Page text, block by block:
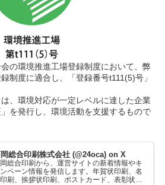
の環境推進工場登録制度において、弊
制度に適合し、「登録番号t111(5)号」
、環境対応が一定レベルに達した企業
を発行し、環境活動を支援するもので
総合印刷株式会社 (@24oca) on X
総合印刷から、運営サイトの新着情報やキ
ペーン情報を発信します。年賀状印刷、名
刷、挨拶状印刷、ポストカード、表彰状印